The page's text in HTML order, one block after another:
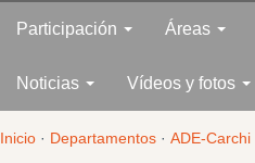
Participación Áreas
Noticias Vídeos y fotos
Inicio · Departamentos · ADE-Carchi